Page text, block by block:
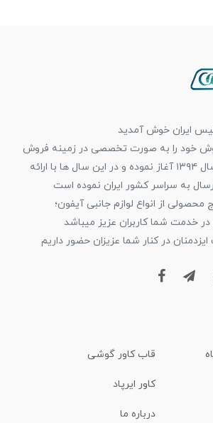
ایران خوش آمدید
خود را به صورت تخصصی در زمینه فروش
لوازم جانبی موبایل از سال ۱۳۹۴ آغاز نموده و در این سال ها با ارائه
به سراسر کشور ایران نموده است
محصولی از انواع لوازم جانبی آیفون؛
خدمت شما کاربران عزیز میباشد
در کنار شما عزیزان حضور داریم
قاب کاور گوشی
کاور ایرپاد
درباره ما